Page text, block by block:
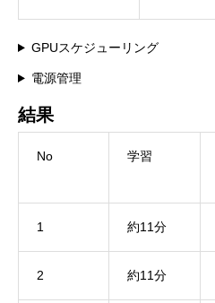
GPUスケジューリング
電源管理
結果
No 学習
1 約11分
2 約11分